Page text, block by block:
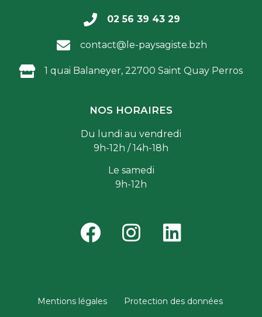
02 56 39 43 29
contact@le-paysagiste.bzh
1 quai Balaneyer, 22700 Saint Quay Perros
NOS HORAIRES
Du lundi au vendredi
9h-12h / 14h-18h
Le samedi
9h-12h
Mentions légales Protection des données